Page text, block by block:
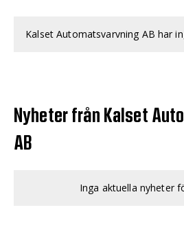
Kalset Automatsvarvning AB har
Nyheter från Kalset
AB
Inga aktuella nyheter